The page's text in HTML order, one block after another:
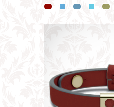
LOVELY BOY est
CeriseBleuBleuBleu